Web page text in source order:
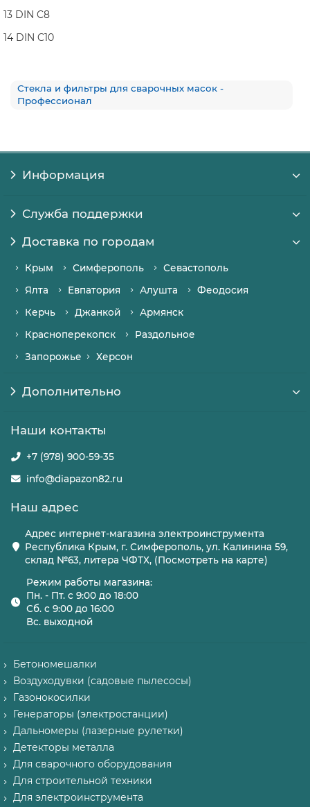
13 DIN C8
14 DIN C10
Стекла и фильтры для сварочных масок -
Профессионал
Информация
Служба поддержки
Доставка по городам
Крым Симферополь
Севастополь
Ялта
Евпатория Алушта
Феодосия
Керчь
Джанкой
Армянск
Красноперекопск
Раздольное
Запорожье
Херсон
Дополнительно
Наши контакты
+7 (978) 900-59-35
info@diapazon82.ru
Наш адрес
Адрес интернет-магазина электроинструмента
Республика Крым, г. Симферополь, ул. Калинина 59,
склад №63, литера ЧФТХ, (Посмотреть на карте)
Режим работы магазина:
Пн. - Пт. с 9:00 до 18:00
Сб. с 9:00 до 16:00
Вс. выходной
Бетономешалки
Воздуходувки (садовые пылесосы)
Газонокосилки
Генераторы (электростанции)
Дальномеры (лазерные рулетки)
Детекторы металла
Для сварочного оборудования
Для строительной техники
Для электроинструмента